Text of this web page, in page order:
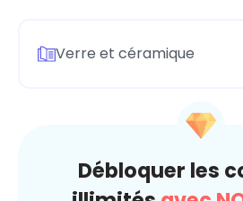
Verre et céramique
Débloquer les